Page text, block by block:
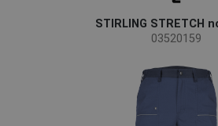
STIRLING STRETCH
03520159